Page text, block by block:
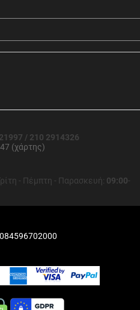
/ 210 2914326
(χάρτης)
- Πέμπτη - Παρασκευή: 09:00-